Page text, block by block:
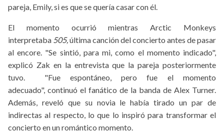
pareja, Emily, si es que se quería casar con él.
El momento ocurrió mientras Arctic Monkeys
interpretaba 505,última canción del concierto antes de pasar
al encore. "Se sintió, para mi, como el momento indicado",
explicó Zak en la entrevista que la pareja posteriormente
tuvo. "Fue espontáneo, pero fue el momento
adecuado", continuó el fanático de la banda de Alex Turner.
Además, reveló que su novia le había tirado un par de
indirectas al respecto, lo que lo inspiró para transformar el
concierto en un romántico momento.